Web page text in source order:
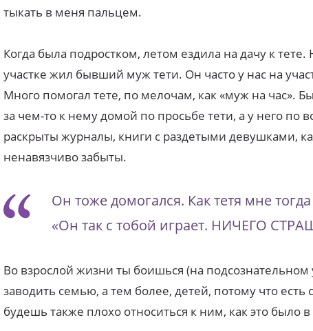
тыкать в меня пальцем.
Когда была подростком, летом ездила на дачу к тете.
участке жил бывший муж тети. Он часто у нас на
Много помогал тете, по мелочам, как «муж на час».
за чем-то к нему домой по просьбе тети, а у него по
раскрыты журналы, книги с раздетыми девушками,
ненавязчиво забыты.
Он тоже домогался. Как тетя мне
«Он так с тобой играет. НИЧЕГО
Во взрослой жизни ты боишься (на подсознательном
заводить семью, а тем более, детей, потому что есть
будешь также плохо относиться к ним, как это было